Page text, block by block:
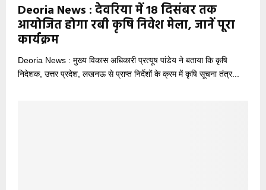
Deoria News : देवरिया में 18 दिसंबर तक
आयोजित होगा रबी कृषि निवेश मेला, जानें पूरा
कार्यक्रम
Deoria News : मुख्य विकास अधिकारी प्रत्यूष पांडेय ने बताया कि कृषि
निदेशक, उत्तर प्रदेश, लखनऊ से प्राप्त निर्देशों के क्रम में कृषि सूचना तंत्र...